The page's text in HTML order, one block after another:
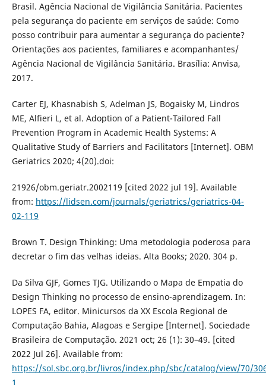
Brasil. Agência Nacional de Vigilância Sanitária. Pacientes
pela segurança do paciente em serviços de saúde: Como
posso contribuir para aumentar a segurança do paciente?
Orientações aos pacientes, familiares e acompanhantes/
Agência Nacional de Vigilância Sanitária. Brasília: Anvisa,
2017.
Carter EJ, Khasnabish S, Adelman JS, Bogaisky M, Lindros
ME, Alfieri L, et al. Adoption of a Patient-Tailored Fall
Prevention Program in Academic Health Systems: A
Qualitative Study of Barriers and Facilitators [Internet]. OBM
Geriatrics 2020; 4(20).doi:
21926/obm.geriatr.2002119 [cited 2022 jul 19]. Available
from: https://lidsen.com/journals/geriatrics/geriatrics-04-
02-119
Brown T. Design Thinking: Uma metodologia poderosa para
decretar o fim das velhas ideias. Alta Books; 2020. 304 p.
Da Silva GJF, Gomes TJG. Utilizando o Mapa de Empatia do
Design Thinking no processo de ensino-aprendizagem. In:
LOPES FA, editor. Minicursos da XX Escola Regional de
Computação Bahia, Alagoas e Sergipe [Internet]. Sociedade
Brasileira de Computação. 2021 oct; 26 (1): 30–49. [cited
2022 Jul 26]. Available from:
https://sol.sbc.org.br/livros/index.php/sbc/catalog/view/70/
1